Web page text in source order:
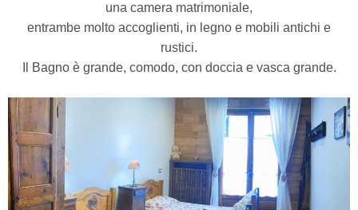
una camera matrimoniale,
entrambe molto accoglienti, in legno e mobili antichi e
rustici.
Il Bagno è grande, comodo, con doccia e vasca grande.